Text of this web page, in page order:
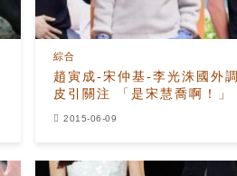
趙寅成-宋仲基-李光洙國外調
皮引關注 「是宋慧喬啊！」
綜合
2015-06-09